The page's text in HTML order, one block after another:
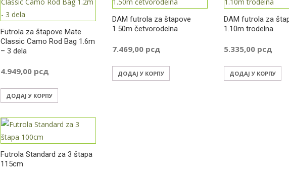
Futrola za štapove Mate
Classic Camo Rod Bag 1.6m
– 3 dela
4.949,00 рсд
ДОДАЈ У КОРПУ
DAM futrola za štapove
1.50m četvorodelna
7.469,00 рсд
ДОДАЈ У КОРПУ
DAM futrola za
1.10m trodelna
5.335,00 рсд
ДОДАЈ У КОРПУ
Futrola Standard za 3 štapa
115cm